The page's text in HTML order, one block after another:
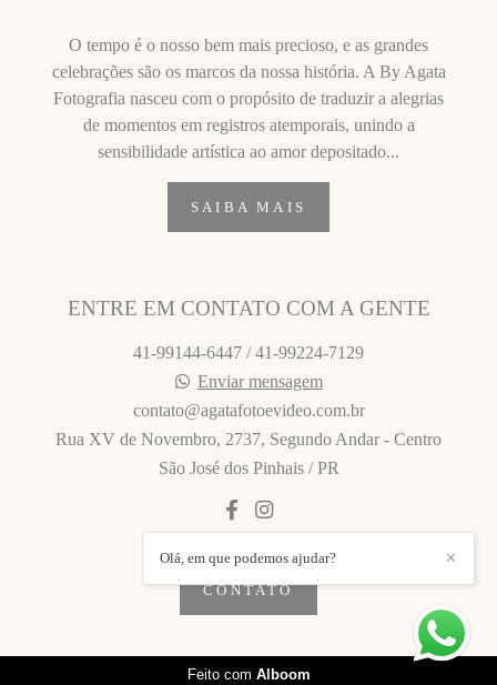
O tempo é o nosso bem mais precioso, e as grandes
celebrações são os marcos da nossa história. A By Agata
Fotografia nasceu com o propósito de traduzir a alegrias
de momentos em registros atemporais, unindo a
sensibilidade artística ao amor depositado...
SAIBA MAIS
ENTRE EM CONTATO COM A GENTE
41-99144-6447 / 41-99224-7129
Enviar mensagem
contato@agatafotoevideo.com.br
Rua XV de Novembro, 2737, Segundo Andar - Centro
São José dos Pinhais / PR
CONTATO
✕
Olá, em que podemos ajudar?
Feito com Alboom